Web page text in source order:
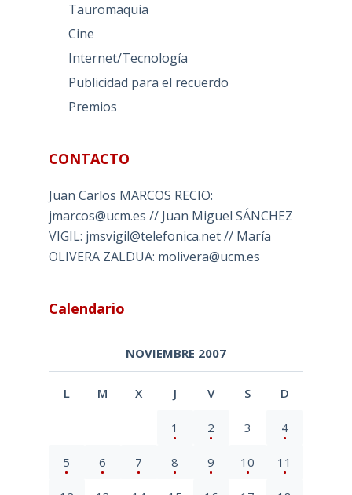
Tauromaquia
Cine
Internet/Tecnología
Publicidad para el recuerdo
Premios
CONTACTO
Juan Carlos MARCOS RECIO:
jmarcos@ucm.es // Juan Miguel SÁNCHEZ
VIGIL: jmsvigil@telefonica.net // María
OLIVERA ZALDUA: molivera@ucm.es
Calendario
NOVIEMBRE 2007
L M X J V S D
1 2 3 4
5 6 7 8 9 10 11